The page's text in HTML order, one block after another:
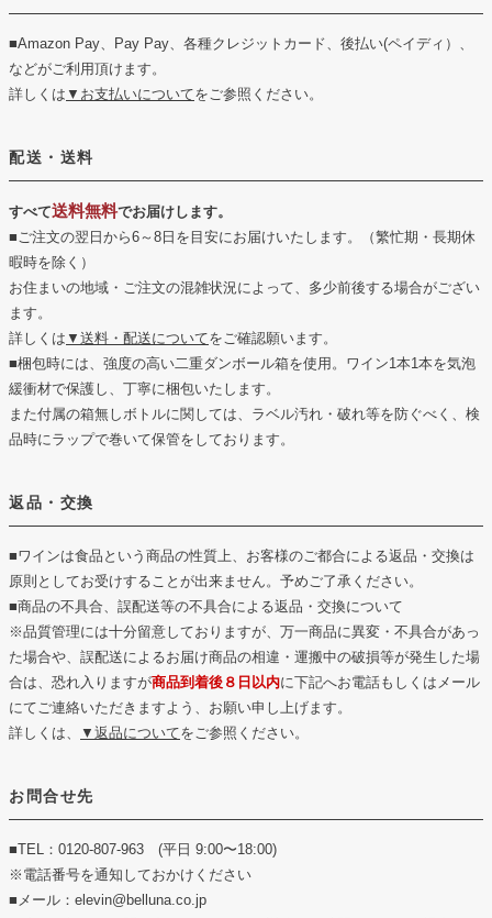
■Amazon Pay、Pay Pay、各種クレジットカード、後払い(ペイディ）、
などがご利用頂けます。
詳しくは ▼お支払いについてをご参照ください。
配送・送料
すべて送料無料でお届けします。
■ご注文の翌日から6～8日を目安にお届けいたします。（繁忙期・長期休
暇時を除く）
お住まいの地域・ご注文の混雑状況によって、多少前後する場合がござい
ます。
詳しくは ▼送料・配送についてをご確認願います。
■梱包時には、強度の高い二重ダンボール箱を使用。ワイン1本1本を気泡
緩衝材で保護し、丁寧に梱包いたします。
また付属の箱無しボトルに関しては、ラベル汚れ・破れ等を防ぐべく、検
品時にラップで巻いて保管をしております。
返品・交換
■ワインは食品という商品の性質上、お客様のご都合による返品・交換は
原則としてお受けすることが出来ません。予めご了承ください。
■商品の不具合、誤配送等の不具合による返品・交換について
※品質管理には十分留意しておりますが、万一商品に異変・不具合があっ
た場合や、誤配送によるお届け商品の相違・運搬中の破損等が発生した場
合は、恐れ入りますが商品到着後８日以内に下記へお電話もしくはメール
にてご連絡いただきますよう、お願い申し上げます。
詳しくは、
▼返品についてをご参照ください。
お問合せ先
■TEL：0120-807-963 (平日 9:00〜18:00)
※電話番号を通知しておかけください
■メール：elevin@belluna.co.jp